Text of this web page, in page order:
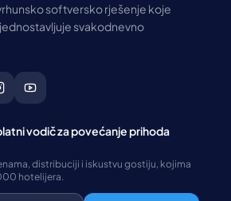
softversko rješenje koje
svakodnevno
vodič za povećanje prihoda
distribuciji i iskustvu gostiju, kojima
hotelijera.